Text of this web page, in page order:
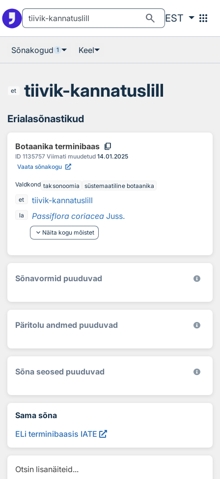
search EST apps
Sõnakogud 1 Keel
et tiivik-kannatuslill
Erialasõnastikud
Botaanika terminibaas content_copy
ID 1135757 Viimati muudetud 14.01.2025
Vaata sõnakogu
Valdkond taksonoomia
süstemaatiline botaanika
et
tiivik-kannatuslill
la Passiflora coriacea Juss.
keyboard_arrow_down Näita kogu mõistet
Sõnavormid puuduvad
Päritolu andmed puuduvad
Sõna seosed puuduvad
Sama sõna
ELi terminibaasis IATE
Otsin lisanäiteid...